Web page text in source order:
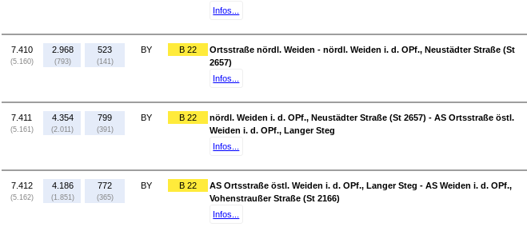
Infos...
7.410
(5.160)
2.968
(793)
523
(141)
BY B 22
Ortsstraße nördl. Weiden - nördl. Weiden i. d. OPf., Neustädter Straße (St
2657)
Infos...
7.411
(5.161)
4.354
(2.011)
799
(391)
BY B 22
nördl. Weiden i. d. OPf., Neustädter Straße (St 2657) - AS Ortsstraße östl.
Weiden i. d. OPf., Langer Steg
Infos...
7.412
(5.162)
4.186
(1.851)
772
(365)
BY B 22
AS Ortsstraße östl. Weiden i. d. OPf., Langer Steg - AS Weiden i. d. OPf.,
Vohenstraußer Straße (St 2166)
Infos...